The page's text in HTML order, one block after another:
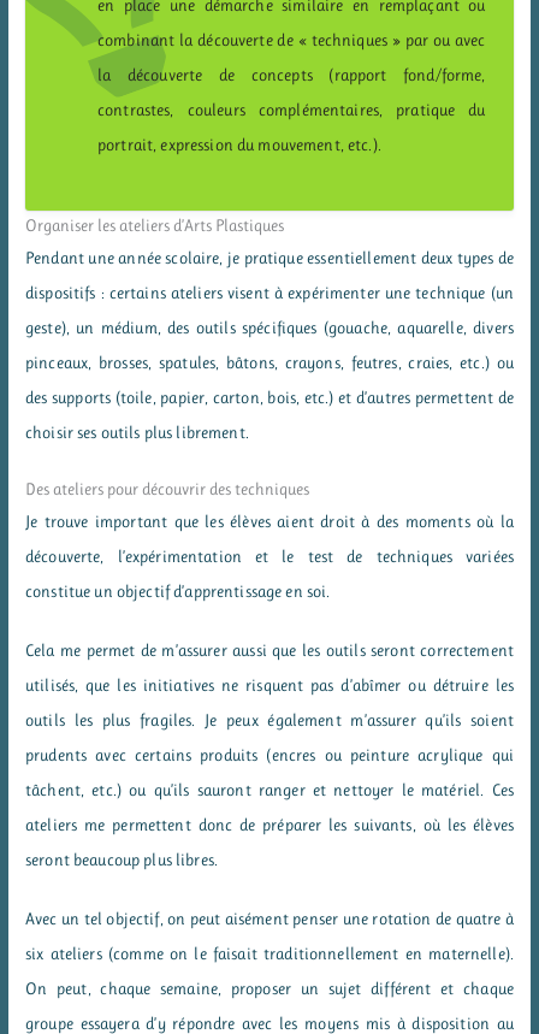
en place une démarche similaire en remplaçant ou
combinant la découverte de « techniques » par ou avec
la découverte de concepts (rapport fond/forme,
contrastes, couleurs complémentaires, pratique du
portrait, expression du mouvement, etc.).
Organiser les ateliers d’Arts Plastiques
Pendant une année scolaire, je pratique essentiellement deux types de
dispositifs : certains ateliers visent à expérimenter une technique (un
geste), un médium, des outils spécifiques (gouache, aquarelle, divers
pinceaux, brosses, spatules, bâtons, crayons, feutres, craies, etc.) ou
des supports (toile, papier, carton, bois, etc.) et d’autres permettent de
choisir ses outils plus librement.
Des ateliers pour découvrir des techniques
Je trouve important que les élèves aient droit à des moments où la
découverte, l’expérimentation et le test de techniques variées
constitue un objectif d’apprentissage en soi.
Cela me permet de m’assurer aussi que les outils seront correctement
utilisés, que les initiatives ne risquent pas d’abîmer ou détruire les
outils les plus fragiles. Je peux également m’assurer qu’ils soient
prudents avec certains produits (encres ou peinture acrylique qui
tâchent, etc.) ou qu’ils sauront ranger et nettoyer le matériel. Ces
ateliers me permettent donc de préparer les suivants, où les élèves
seront beaucoup plus libres.
Avec un tel objectif, on peut aisément penser une rotation de quatre à
six ateliers (comme on le faisait traditionnellement en maternelle).
On peut, chaque semaine, proposer un sujet différent et chaque
groupe essayera d’y répondre avec les moyens mis à disposition au